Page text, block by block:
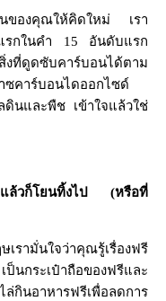
นของคุณให้คิดใหม่ เรา
รกในคำ 15 อันดับแรก
ดูดซับคาร์บอนได้ตาม
ซคาร์บอนไดออกไซด์
ดินและพืช เข้าใจแล้วใช่
ล้วก็โยนทิ้งไป (หรือที่
เรามั่นใจว่าคุณรู้เรื่องฟรี
กระเป๋าถือของฟรีและ
กินอาหารฟรีเพื่อลดการ